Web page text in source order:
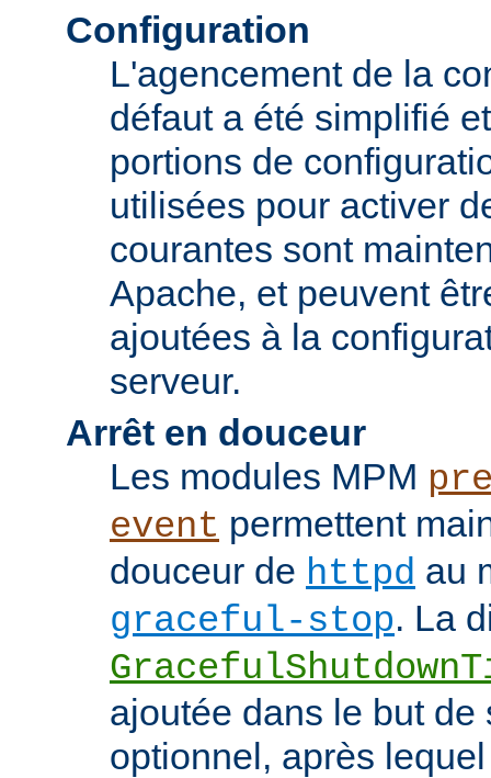
Configuration
L'agencement de la
défaut a été simplifié
portions de
utilisées pour activer
courantes sont
Apache, et peuvent
ajoutées à la
serveur.
Arrêt en douceur
Les modules MPM
event permettent
douceur de httpd au
graceful-stop. La
ajoutée dans le but
optionnel, après